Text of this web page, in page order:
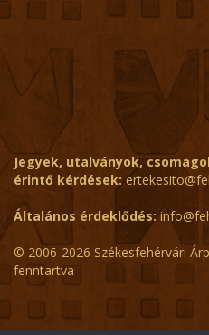
Jegyek, utalványok,
érintő kérdések:
Általános érdeklődés:
© 2006-2026 Székesfehérvári
fenntartva